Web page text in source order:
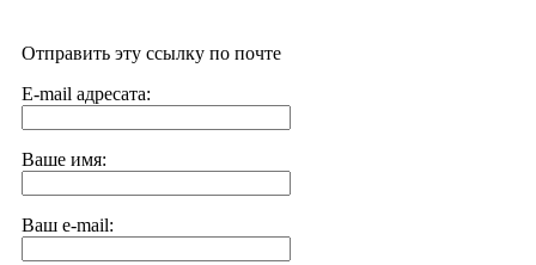
Отправить эту ссылку по почте
E-mail адресата:
Ваше имя:
Ваш e-mail: